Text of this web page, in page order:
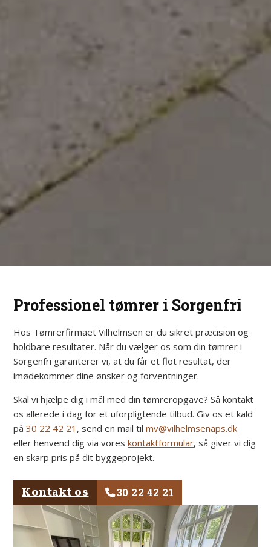
Professionel tømrer i Sorgenfri
Hos Tømrerfirmaet Vilhelmsen er du sikret præcision og
holdbare resultater. Når du vælger os som din tømrer i
Sorgenfri garanterer vi, at du får et flot resultat, der
imødekommer dine ønsker og forventninger.
Skal vi hjælpe dig i mål med din tømreropgave? Så kontakt
os allerede i dag for et uforpligtende tilbud. Giv os et kald
på30 22 42 21 , send en mail tilmv@vilhelmsenaps.dk
eller henvend dig via voreskontaktformular, så giver vi dig
en skarp pris på dit byggeprojekt.
Kontakt os 30 22 42 21